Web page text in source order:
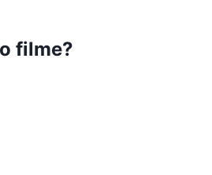
filme?